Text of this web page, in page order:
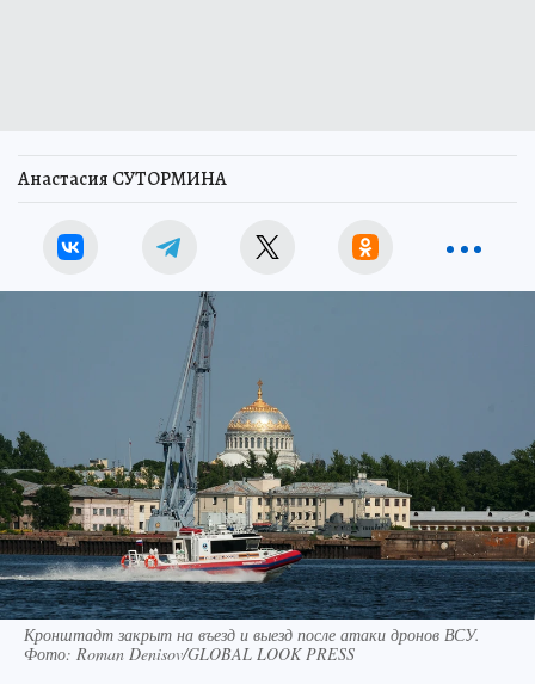
Анастасия СУТОРМИНА
Кронштадт закрыт на въезд и выезд после атаки дронов ВСУ.
Фото: Roman Denisov/GLOBAL LOOK PRESS